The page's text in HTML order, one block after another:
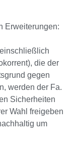
Erweiterungen:
die der
gegen
werden der Fa.
Sicherheiten
Wahl freigeben
um